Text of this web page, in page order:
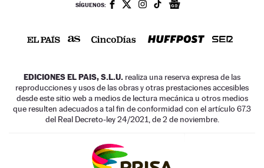
SÍGUENOS:
EDICIONES EL PAIS, S.L.U. realiza una reserva expresa de las
reproducciones y usos de las obras y otras prestaciones accesibles
desde este sitio web a medios de lectura mecánica u otros medios
que resulten adecuados a tal fin de conformidad con el artículo 67.3
del Real Decreto-ley 24/2021, de 2 de noviembre.